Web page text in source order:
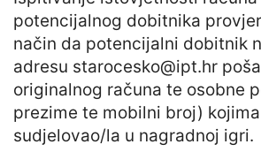
potencijalnog dobitnika
način da potencijalni dobitnik
adresu starocesko@ipt.hr
originalnog računa te osobne
prezime te mobilni broj)
sudjelovao/la u nagradnoj igri.